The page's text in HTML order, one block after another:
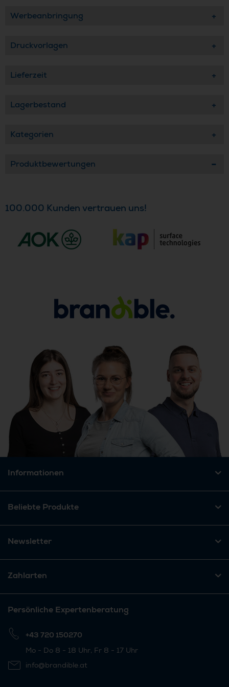
Werbeanbringung
Druckvorlagen
Lieferzeit
Lagerbestand
Kategorien
Produktbewertungen
100.000 Kunden vertrauen uns!
Informationen
Beliebte Produkte
Newsletter
Zahlarten
Persönliche Expertenberatung
+43 720 150270
Mo - Do 8 - 18 Uhr, Fr 8 - 17 Uhr
info@brandible.at